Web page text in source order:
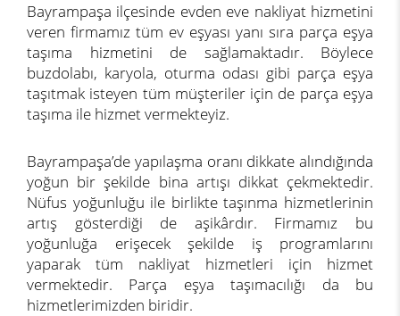
Bayrampaşa ilçesinde evden eve nakliyat hizmetini
veren firmamız tüm ev eşyası yanı sıra parça eşya
taşıma hizmetini de sağlamaktadır. Böylece
buzdolabı, karyola, oturma odası gibi parça eşya
taşıtmak isteyen tüm müşteriler için de parça eşya
taşıma ile hizmet vermekteyiz.
Bayrampaşa’de yapılaşma oranı dikkate alındığında
yoğun bir şekilde bina artışı dikkat çekmektedir.
Nüfus yoğunluğu ile birlikte taşınma hizmetlerinin
artış gösterdiği de aşikârdır. Firmamız bu
yoğunluğa erişecek şekilde iş programlarını
yaparak tüm nakliyat hizmetleri için hizmet
vermektedir. Parça eşya taşımacılığı da bu
hizmetlerimizden biridir.